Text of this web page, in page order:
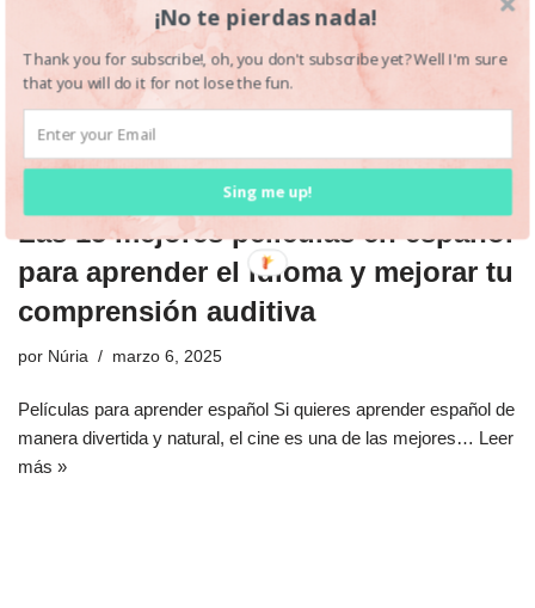
Las 15 mejores películas en español
para aprender el idioma y mejorar tu
comprensión auditiva
por Núria marzo 6, 2025
Películas para aprender español Si quieres aprender español de
manera divertida y natural, el cine es una de las mejores… Leer
más »
¡No te pierdas nada!
Thank you for subscribe!, oh, you don't subscribe yet? Well I'm sure
that you will do it for not lose the fun.
Sing me up!